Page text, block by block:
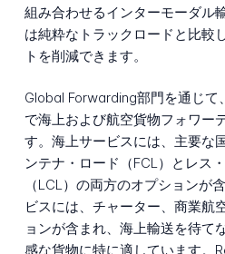
組み合わせるインターモーダル
は純粋なトラックロードと比較
トを削減できます。
Global Forwarding部門を通じて
で海上および航空貨物フォワー
す。海上サービスには、主要な
ンテナ・ロード（FCL）とレス
（LCL）の両方のオプションが
ビスには、チャーター、商業航
ョンが含まれ、海上輸送を待て
感な貨物に特に適しています。